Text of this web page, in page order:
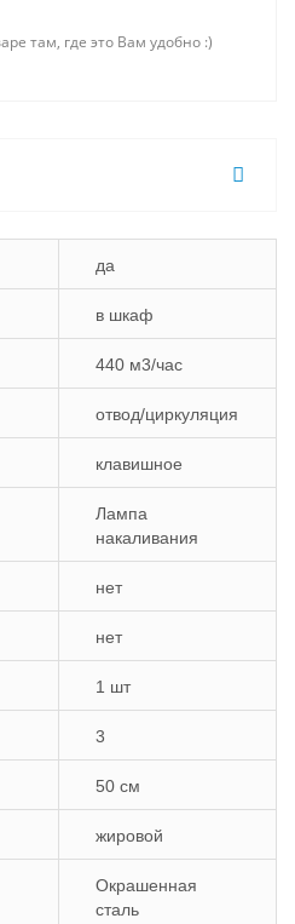
там, где это Вам удобно :)
да
в шкаф
440 м3/час
отвод/циркуляция
клавишное
Лампа
накаливания
нет
нет
1 шт
3
50 см
жировой
Окрашенная
сталь